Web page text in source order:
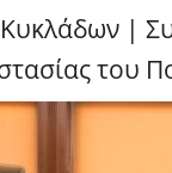
|
του